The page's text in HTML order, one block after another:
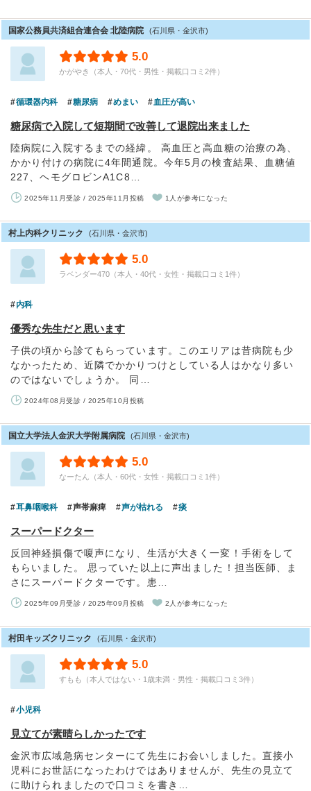
国家公務員共済組合連合会 北陸病院 (石川県・金沢市)
5.0
かがやき（本人・70代・男性・掲載口コミ2件）
循環器内科 糖尿病 めまい 血圧が高い
糖尿病で入院して短期間で改善して退院出来ました
陸病院に入院するまでの経緯。 高血圧と高血糖の治療の為、
かかり付けの病院に4年間通院。今年5月の検査結果、血糖値
227、ヘモグロビンA1C8…
2025年11月受診 / 2025年11月投稿 1人が参考になった
村上内科クリニック (石川県・金沢市)
5.0
ラベンダー470（本人・40代・女性・掲載口コミ1件）
内科
優秀な先生だと思います
子供の頃から診てもらっています。このエリアは昔病院も少
なかったため、近隣でかかりつけとしている人はかなり多い
のではないでしょうか。 同…
2024年08月受診 / 2025年10月投稿
国立大学法人金沢大学附属病院 (石川県・金沢市)
5.0
なーたん（本人・60代・女性・掲載口コミ1件）
耳鼻咽喉科 声帯麻痺 声が枯れる 痰
スーパードクター
反回神経損傷で嗄声になり、生活が大きく一変！手術をして
もらいました。 思っていた以上に声出ました！担当医師、ま
さにスーパードクターです。患…
2025年09月受診 / 2025年09月投稿 2人が参考になった
村田キッズクリニック (石川県・金沢市)
5.0
すもも（本人ではない・1歳未満・男性・掲載口コミ3件）
小児科
見立てが素晴らしかったです
金沢市広域急病センターにて先生にお会いしました。直接小
児科にお世話になったわけではありませんが、先生の見立て
に助けられましたので口コミを書き…